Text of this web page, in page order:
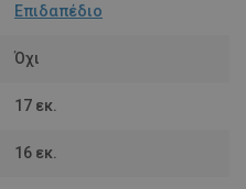
Επιδαπέδιο
Όχι
17 εκ.
16 εκ.